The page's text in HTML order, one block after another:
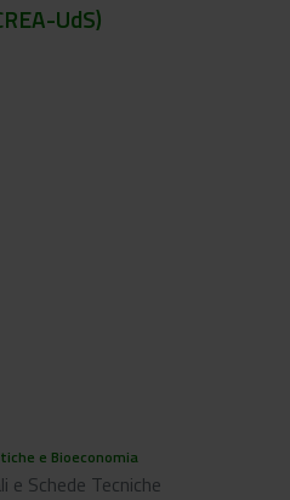
UdS)
e Bioeconomia
Schede Tecniche